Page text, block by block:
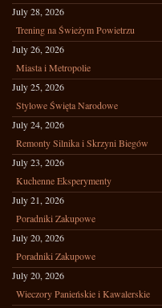
July 28, 2026
Trening na Świeżym Powietrzu
July 26, 2026
Miasta i Metropolie
July 25, 2026
Stylowe Święta Narodowe
July 24, 2026
Remonty Silnika i Skrzyni Biegów
July 23, 2026
Kuchenne Eksperymenty
July 21, 2026
Poradniki Zakupowe
July 20, 2026
Poradniki Zakupowe
July 20, 2026
Wieczory Panieńskie i Kawalerskie